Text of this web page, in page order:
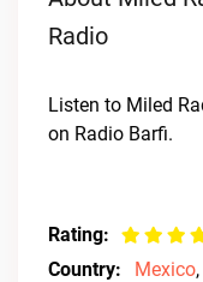
Radio
Listen to Miled
on Radio Barfi.
Rating:
Country:
Mexico,